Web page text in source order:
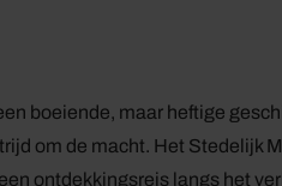
boeiende, maar heftige
om de macht. Het Stedelijk
ontdekkingsreis langs het